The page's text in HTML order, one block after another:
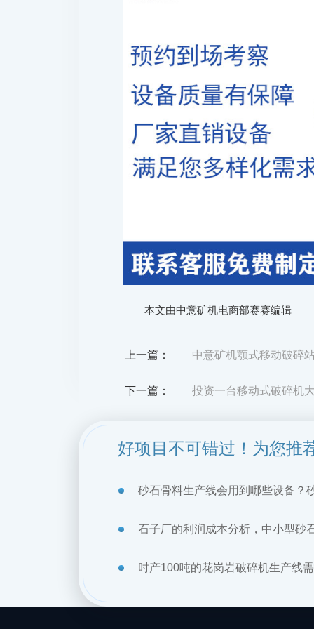
本文由中意矿机电商部赛赛编辑
上一篇： 中意矿机颚式移动破碎
下一篇： 投资一台移动式破碎机
好项目不可错过！为您推
砂石骨料生产线会用到哪些设备？
石子厂的利润成本分析，中小型砂
时产100吨的花岗岩破碎机生产线